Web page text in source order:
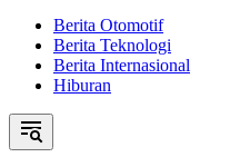
Berita Otomotif
Berita Teknologi
Berita Internasional
Hiburan